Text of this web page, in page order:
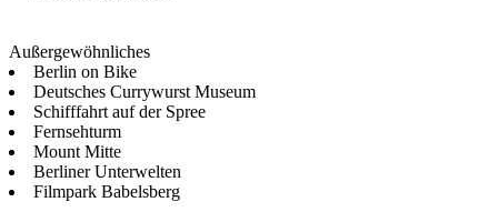
Außergewöhnliches
Berlin on Bike
Deutsches Currywurst Museum
Schifffahrt auf der Spree
Fernsehturm
Mount Mitte
Berliner Unterwelten
Filmpark Babelsberg